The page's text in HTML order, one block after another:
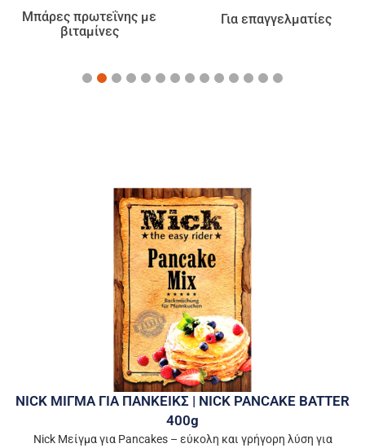
Μπάρες πρωτεΐνης με
βιταμίνες
Για επαγγελματίες
NICK ΜΙΓΜΑ ΓΙΑ ΠΑΝΚΕΙΚΣ | NICK PANCAKE BATTER
400g
Nick Μείγμα για Pancakes – εύκολη και γρήγορη λύση για